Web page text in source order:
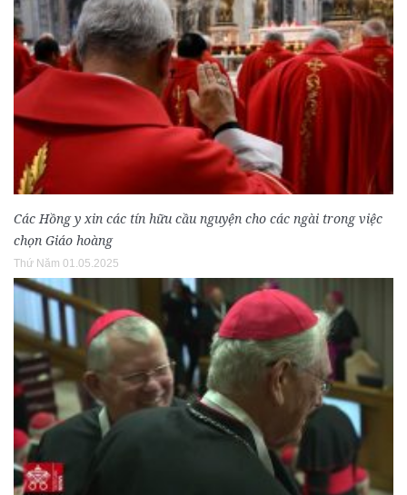
Các Hồng y xin các tín hữu cầu nguyện cho các ngài trong việc
chọn Giáo hoàng
Thứ Năm 01.05.2025